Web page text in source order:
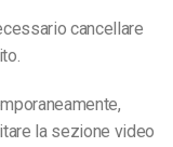
cancellare
la sezione video